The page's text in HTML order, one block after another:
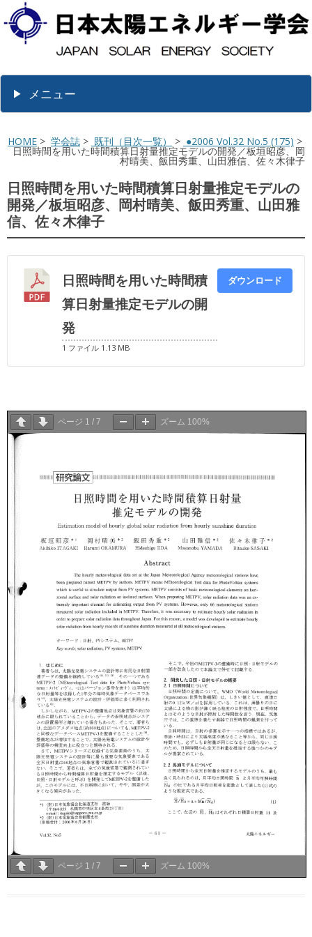
メニュー
HOME > 学会誌 > 既刊（目次一覧） > ●2006 Vol.32 No.5 (175) >
日照時間を用いた時間積算日射量推定モデルの開発／板垣昭彦、岡
村晴美、飯田秀重、山田雅信、佐々木律子
日照時間を用いた時間積算日射量推定モデルの
開発／板垣昭彦、岡村晴美、飯田秀重、山田雅
信、佐々木律子
日照時間を用いた時間積
算日射量推定モデルの開
発
1 ファイル 1.13 MB
ダウンロード
ページ 1 / 7 ズーム 100%
ページ 1 / 7 ズーム 100%